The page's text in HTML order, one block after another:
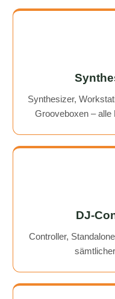
Synthesizer,
Grooveboxen – alle
DJ-
Controller,